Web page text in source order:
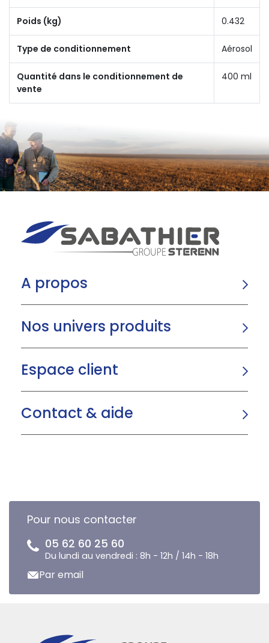
Poids (kg) 0.432
Type de conditionnement Aérosol
Quantité dans le conditionnement de
vente
400 ml
A propos
Nos univers produits
Espace client
Contact & aide
Pour nous contacter
05 62 60 25 60
Du lundi au vendredi : 8h - 12h / 14h - 18h
Par email